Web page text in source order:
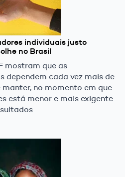
individuais justo
no Brasil
mostram que as
dependem cada vez mais de
no momento em que
está menor e mais exigente